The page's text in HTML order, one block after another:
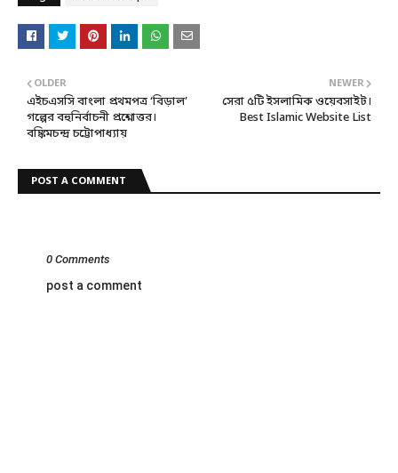
NEWER
সেরা ৫টি ইসলামিক ওয়েবসাইট।
Best Islamic Website List
OLDER
এইচএসসি বাংলা প্রথমপত্র ‘বিড়াল’
গল্পের বহুনির্বাচনী প্রশ্নোত্তর।
বঙ্কিমচন্দ্র চট্টোপাধ্যায়
POST A COMMENT
0 Comments
post a comment